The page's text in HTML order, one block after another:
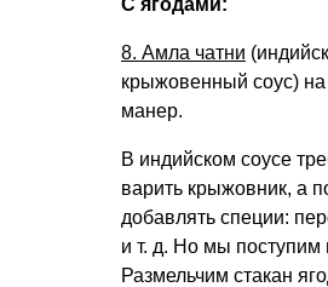
8. Амла чатни
крыжовенный соус) на
манер.
В индийском соусе
варить крыжовник, а
добавлять специи:
и т. д. Но мы поступим
Размельчим стакан